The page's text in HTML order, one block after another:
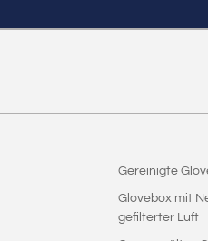
Gereinigte
Glovebox mit
gefilterter Luft